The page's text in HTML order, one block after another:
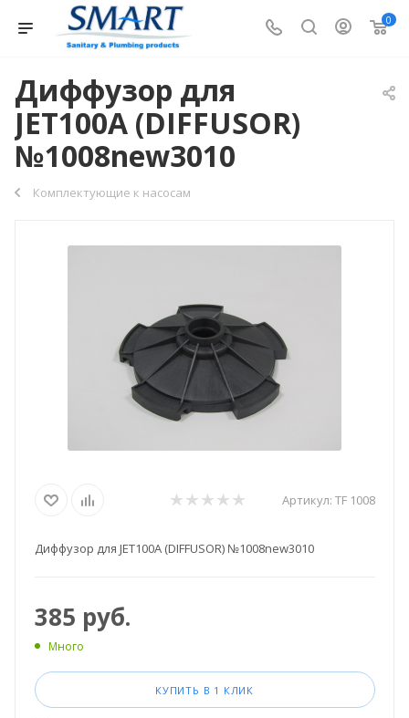
0
Диффузор для
JET100A (DIFFUSOR)
№1008new3010
Комплектующие к насосам
Артикул: TF 1008
Диффузор для JET100A (DIFFUSOR) №1008new3010
385 руб.
Много
КУПИТЬ В 1 КЛИК